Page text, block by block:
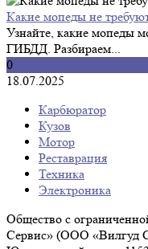
Какие мопеды не
Узнайте, какие мопеды
ГИБДД. Разбираем...
0
18.07.2025
Карбюратор
Кузов
Мотор
Реставрация
Техника
Электроника
Общество с
Сервис» (ООО «Вилгуд